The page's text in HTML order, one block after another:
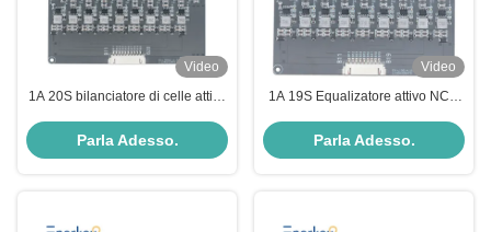
Video
1A 20S bilanciatore di celle attive
Equalizer per scooter
Parla Adesso.
Video
1A 19S Equalizatore attivo NCM
Balancer per lo stoccaggio
Parla Adesso.